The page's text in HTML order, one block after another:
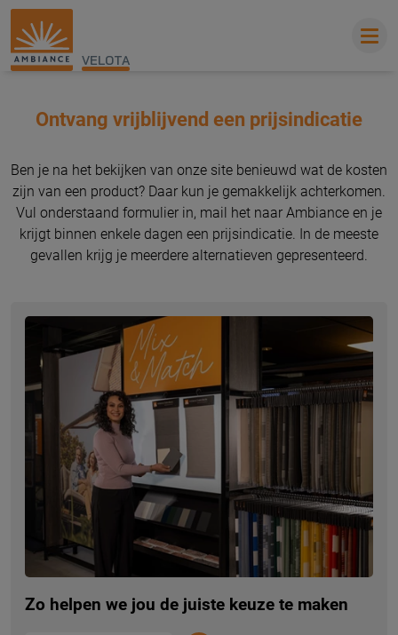
VELOTA
Ontvang vrijblijvend een prijsindicatie
Ben je na het bekijken van onze site benieuwd wat de kosten
zijn van een product? Daar kun je gemakkelijk achterkomen.
Vul onderstaand formulier in, mail het naar Ambiance en je
krijgt binnen enkele dagen een prijsindicatie. In de meeste
gevallen krijg je meerdere alternatieven gepresenteerd.
Zo helpen we jou de juiste keuze te maken